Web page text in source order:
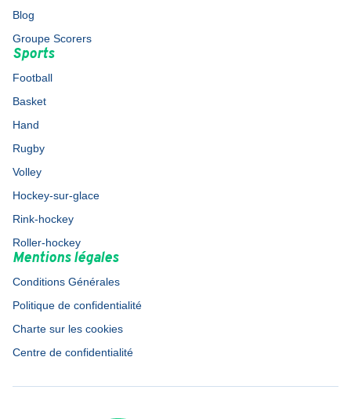
Blog
Groupe Scorers
Sports
Football
Basket
Hand
Rugby
Volley
Hockey-sur-glace
Rink-hockey
Roller-hockey
Mentions légales
Conditions Générales
Politique de confidentialité
Charte sur les cookies
Centre de confidentialité